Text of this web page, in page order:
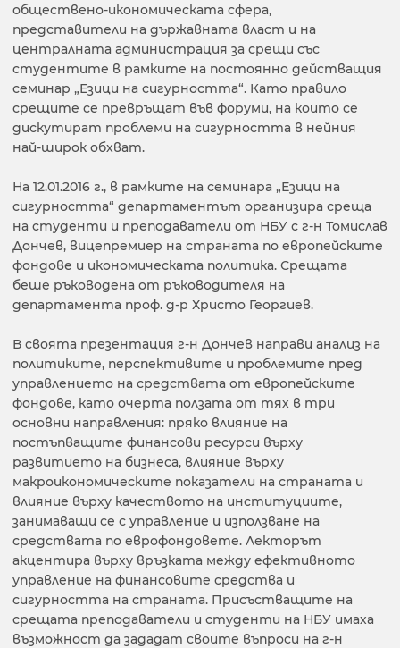
обществено-икономическата сфера,
представители на държавната власт и на
централната администрация за срещи със
студентите в рамките на постоянно действащия
семинар „Езици на сигурността“. Като правило
срещите се превръщат във форуми, на които се
дискутират проблеми на сигурността в нейния
най-широк обхват.
На 12.01.2016 г., в рамките на семинара „Езици на
сигурността“ департаментът организира среща
на студенти и преподаватели от НБУ с г-н Томислав
Дончев, вицепремиер на страната по европейските
фондове и икономическата политика. Срещата
беше ръководена от ръководителя на
департамента проф. д-р Христо Георгиев.
В своята презентация г-н Дончев направи анализ на
политиките, перспективите и проблемите пред
управлението на средствата от европейските
фондове, като очерта ползата от тях в три
основни направления: пряко влияние на
постъпващите финансови ресурси върху
развитието на бизнеса, влияние върху
макроикономическите показатели на страната и
влияние върху качеството на институциите,
занимаващи се с управление и използване на
средствата по еврофондовете. Лекторът
акцентира върху връзката между ефективното
управление на финансовите средства и
сигурността на страната. Присъстващите на
срещата преподаватели и студенти на НБУ имаха
възможност да зададат своите въпроси на г-н